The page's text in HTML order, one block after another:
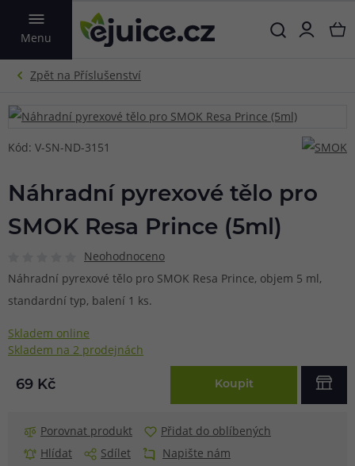
Menu
VYHLEDAT
Kód: V-SN-ND-3151
Náhradní pyrexové tělo pro
SMOK Resa Prince (5ml)
Neohodnoceno
Náhradní pyrexové tělo pro SMOK Resa Prince, objem 5 ml,
standardní typ, balení 1 ks.
Skladem online
Skladem na 2 prodejnách
69 Kč Koupit
Porovnat produkt
Přidat do oblíbených
Hlídat
Sdílet Napište nám